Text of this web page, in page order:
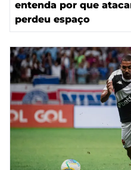
entenda por que
perdeu espaço